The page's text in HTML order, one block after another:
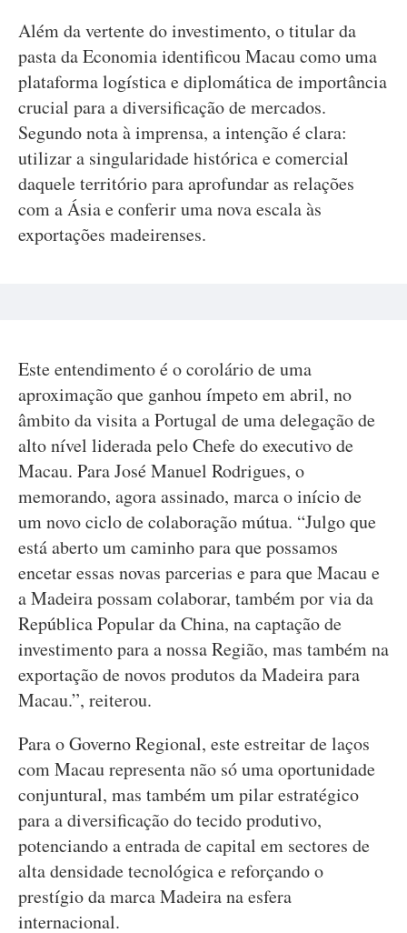
Além da vertente do investimento, o titular da
pasta da Economia identificou Macau como uma
plataforma logística e diplomática de importância
crucial para a diversificação de mercados.
Segundo nota à imprensa, a intenção é clara:
utilizar a singularidade histórica e comercial
daquele território para aprofundar as relações
com a Ásia e conferir uma nova escala às
exportações madeirenses.
Este entendimento é o corolário de uma
aproximação que ganhou ímpeto em abril, no
âmbito da visita a Portugal de uma delegação de
alto nível liderada pelo Chefe do executivo de
Macau. Para José Manuel Rodrigues, o
memorando, agora assinado, marca o início de
um novo ciclo de colaboração mútua. “Julgo que
está aberto um caminho para que possamos
encetar essas novas parcerias e para que Macau e
a Madeira possam colaborar, também por via da
República Popular da China, na captação de
investimento para a nossa Região, mas também na
exportação de novos produtos da Madeira para
Macau.”, reiterou.
Para o Governo Regional, este estreitar de laços
com Macau representa não só uma oportunidade
conjuntural, mas também um pilar estratégico
para a diversificação do tecido produtivo,
potenciando a entrada de capital em sectores de
alta densidade tecnológica e reforçando o
prestígio da marca Madeira na esfera
internacional.